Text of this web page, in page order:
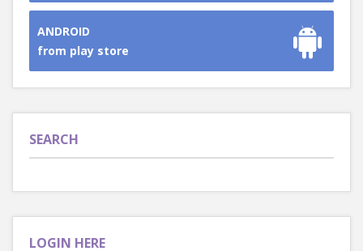
ANDROID
from play store
SEARCH
LOGIN HERE